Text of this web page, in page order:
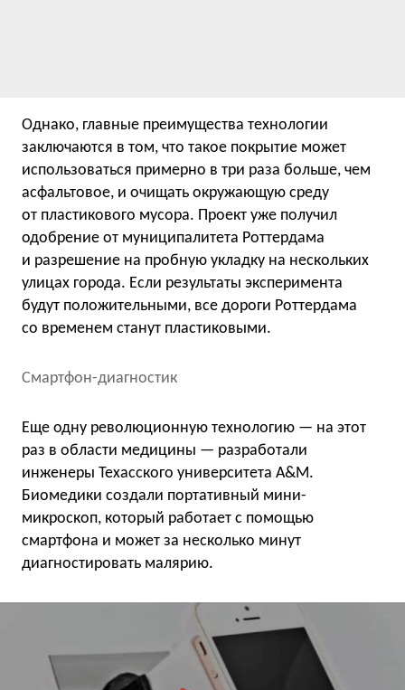
Однако, главные преимущества технологии
заключаются в том, что такое покрытие может
использоваться примерно в три раза больше, чем
асфальтовое, и очищать окружающую среду
от пластикового мусора. Проект уже получил
одобрение от муниципалитета Роттердама
и разрешение на пробную укладку на нескольких
улицах города. Если результаты эксперимента
будут положительными, все дороги Роттердама
со временем станут пластиковыми.
Смартфон-диагностик
Еще одну революционную технологию — на этот
раз в области медицины — разработали
инженеры Техасского университета A&M.
Биомедики создали портативный мини-
микроскоп, который работает с помощью
смартфона и может за несколько минут
диагностировать малярию.